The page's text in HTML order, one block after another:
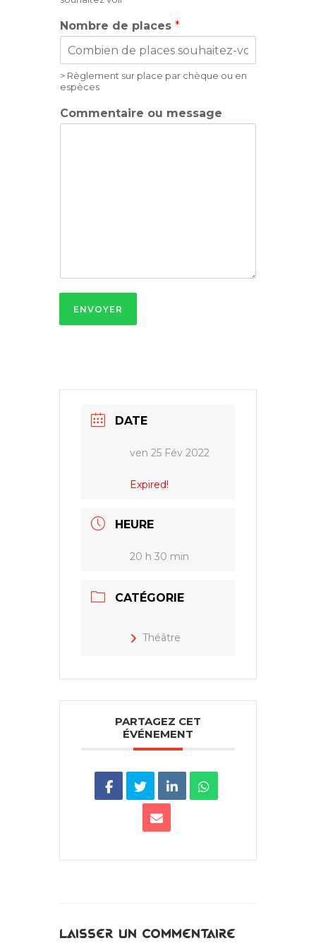
Nombre de places *
> Règlement sur place par chèque ou en
espèces
Commentaire ou message
ENVOYER
DATE
ven 25 Fév 2022
Expired!
HEURE
20 h 30 min
CATÉGORIE
Théâtre
PARTAGEZ CET
ÉVÉNEMENT
Laisser un commentaire